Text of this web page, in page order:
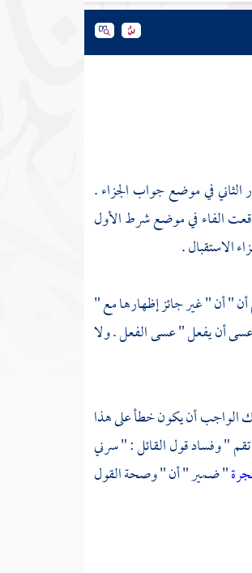
الثاني في موضع جواب الجزاء .
الفاء في موضع شرط الأول
الاستقبال .
" أن " غير جائز إظهارها مع "
أن يفعل " عسى الفعل . ولا
الواجب أن يكون خطأ على هذا
" وفساد قول القائل : " سرني
" ضمير " أن " وصحة القول